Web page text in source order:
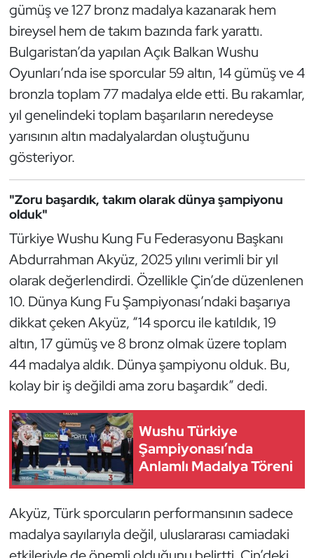
gümüş ve 127 bronz madalya kazanarak hem
bireysel hem de takım bazında fark yarattı.
Bulgaristan’da yapılan Açık Balkan Wushu
Oyunları’nda ise sporcular 59 altın, 14 gümüş ve 4
bronzla toplam 77 madalya elde etti. Bu rakamlar,
yıl genelindeki toplam başarıların neredeyse
yarısının altın madalyalardan oluştuğunu
gösteriyor.
"Zoru başardık, takım olarak dünya şampiyonu
olduk"
Türkiye Wushu Kung Fu Federasyonu Başkanı
Abdurrahman Akyüz, 2025 yılını verimli bir yıl
olarak değerlendirdi. Özellikle Çin’de düzenlenen
10. Dünya Kung Fu Şampiyonası’ndaki başarıya
dikkat çeken Akyüz, “14 sporcu ile katıldık, 19
altın, 17 gümüş ve 8 bronz olmak üzere toplam
44 madalya aldık. Dünya şampiyonu olduk. Bu,
kolay bir iş değildi ama zoru başardık” dedi.
Wushu Türkiye
Şampiyonası’nda
Anlamlı Madalya Töreni
Akyüz, Türk sporcuların performansının sadece
madalya sayılarıyla değil, uluslararası camiadaki
Golf
Güreş
Halter
Hava Sporları
Hentbol
İşitme Engelli Sporcular
Judo ve Kuraş
Kano ve Rafting
Karate
Kayak
Kempo
Kick Boks
Kürek
Masa Tenisi
Modern Pentatlon
Motor Sporları